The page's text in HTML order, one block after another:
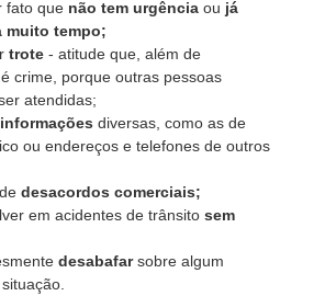
fato que não tem urgência ou já
muito tempo;
trote - atitude que, além de
crime, porque outras pessoas
atendidas;
diversas, como as de
ou endereços e telefones de outros
desacordos comerciais;
em acidentes de trânsito sem
desabafarsobre algum